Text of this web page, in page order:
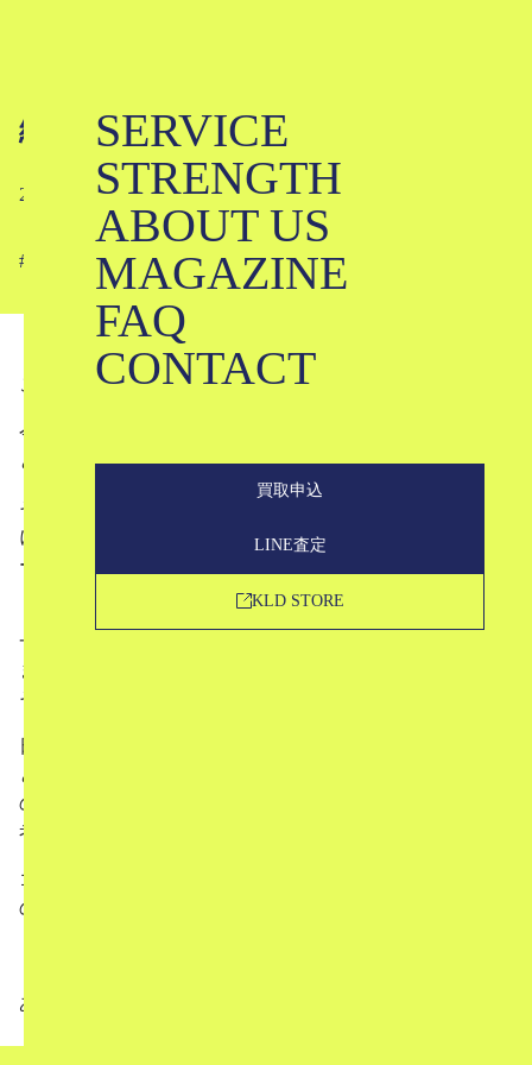
SERVICE
STRENGTH
ABOUT US
MAGAZINE
FAQ
CONTACT
買取申込
LINE査定
KLD STORE
編集日記 #01
2024-06-28
#
こんにちは。ブランド古着のKLDです。
今年は令和6年ということで、6月6日は「666」が並ぶなん
とも不吉（？）な日があったようですね。
それに因んだ悪魔的な記事を出そうかと思ったのですが間
に合わず、それとは関係なく「ゴスファッション」にフォ
ーカスした記事を出したいなと閃きました。
「ゴス」といえば1970年代後半頃から、音楽のジャンルの
一つとしてゴスというものが流行した所を始まりとしてい
ます。（少なくとも現在のゴス系のファッションに関して
その影響が色濃いと考えられています。）
日本で混同されがちなのが「ゴスロリ」というジャンルか
と思いますが、王道のゴスとはまた少し違ったジャンルな
ので、そのあたりの違いも説明するような記事になればと
考えています。
ゴスファッションについての記事は7月中に公開予定です
ので、興味を持たれた方はぜひ楽しみにお待ちください。
ありがとうございました！